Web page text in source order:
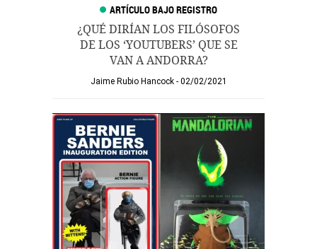
¿QUÉ DIRÍAN LOS FILÓSOFOS
DE LOS ‘YOUTUBERS’ QUE SE
VAN A ANDORRA?
Jaime Rubio Hancock 02/02/2021